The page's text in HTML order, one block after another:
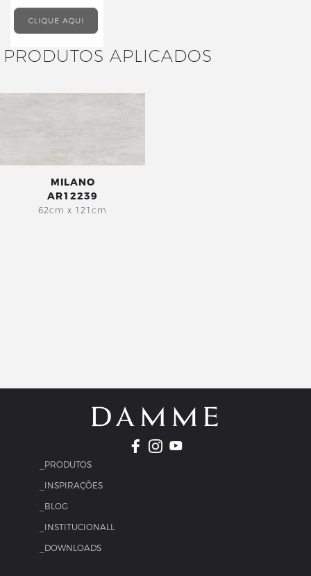
PRODUTOS APLICADOS
MILANO
AR12239
62cm x 121cm
_PRODUTOS
_INSPIRAÇÕES
_BLOG
_INSTITUCIONALL
_DOWNLOADS